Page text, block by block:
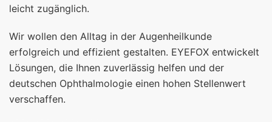
leicht zugänglich.
Wir wollen den Alltag in der Augenheilkunde
erfolgreich und effizient gestalten. EYEFOX entwickelt
Lösungen, die Ihnen zuverlässig helfen und der
deutschen Ophthalmologie einen hohen Stellenwert
verschaffen.